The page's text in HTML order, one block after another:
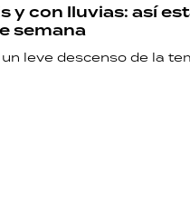
y con lluvias: así
semana
leve descenso de la